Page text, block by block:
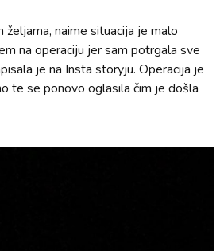
željama, naime situacija je malo
na operaciju jer sam potrgala sve
je na Insta storyju. Operacija je
te se ponovo oglasila čim je došla